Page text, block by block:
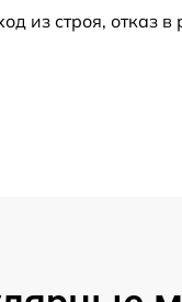
строя, отказ в